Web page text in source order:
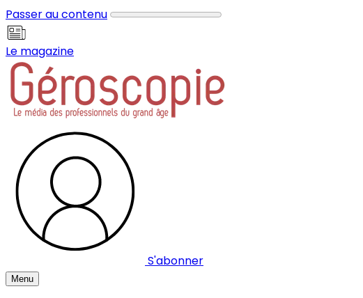
Passer au contenu
Le magazine
S'abonner
Menu
Panneau de gestion des cookies